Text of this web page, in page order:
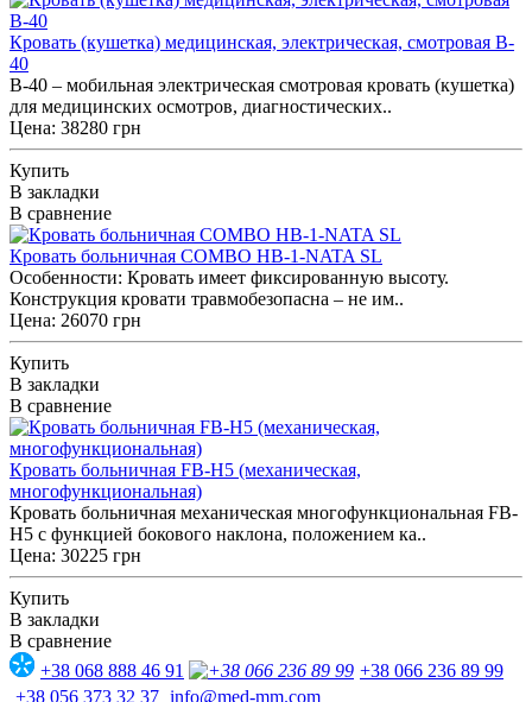
Кровать (кушетка) медицинская, электрическая, смотровая B-
40
B-40 – мобильная электрическая смотровая кровать (кушетка)
для медицинских осмотров, диагностических..
Цена: 38280 грн
Купить
В закладки
В сравнение
Кровать больничная COMBO HB-1-NATA SL
Особенности: Кровать имеет фиксированную высоту.
Конструкция кровати травмобезопасна – не им..
Цена: 26070 грн
Купить
В закладки
В сравнение
Кровать больничная FB-H5 (механическая,
многофункциональная)
Кровать больничная механическая многофункциональная FB-
H5 с функцией бокового наклона, положением ка..
Цена: 30225 грн
Купить
В закладки
В сравнение
+38 068 888 46 91
+38 066 236 89 99
+38 056 373 32 37 info@med-mm.com